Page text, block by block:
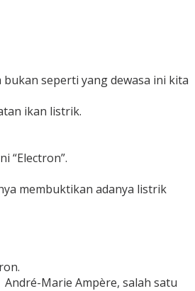
seperti yang dewasa ini kita
ikan listrik.
“Electron”.
membuktikan adanya listrik
Marie Ampère, salah satu